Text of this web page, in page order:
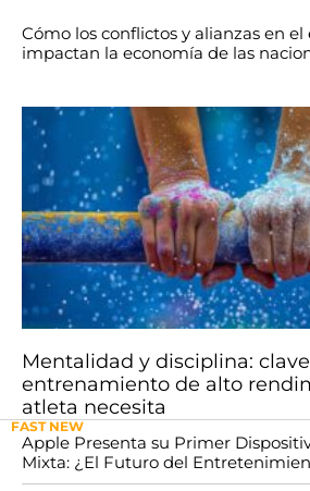
Cómo los conflictos y alianzas en
impactan la economía de las
Mentalidad y disciplina:
entrenamiento de alto
atleta necesita
FAST NEW
Apple Presenta su Primer
Mixta: ¿El Futuro del